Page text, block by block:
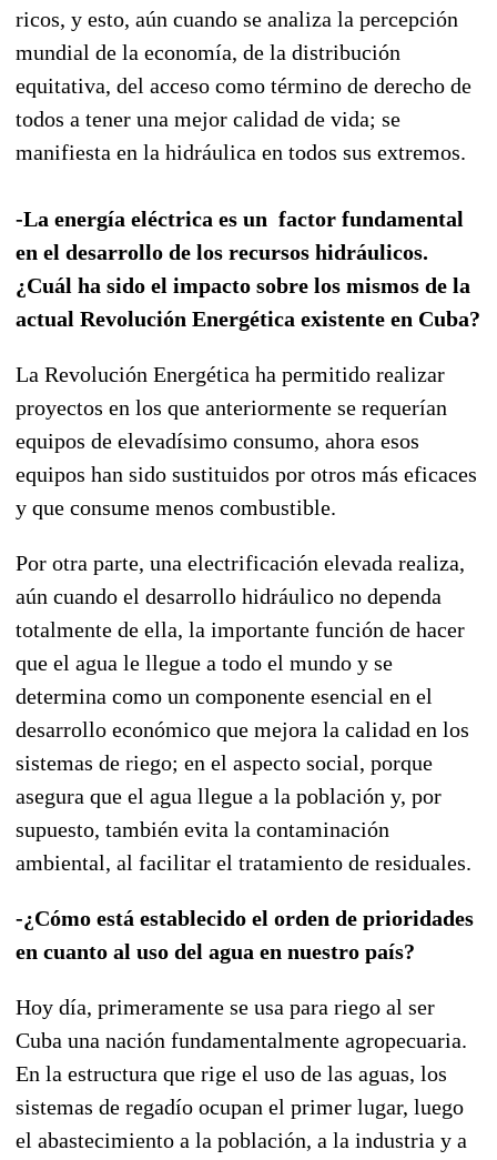
ricos, y esto, aún cuando se analiza la percepción
mundial de la economía, de la distribución
equitativa, del acceso como término de derecho de
todos a tener una mejor calidad de vida; se
manifiesta en la hidráulica en todos sus extremos.
-La energía eléctrica es un factor fundamental
en el desarrollo de los recursos hidráulicos.
¿Cuál ha sido el impacto sobre los mismos de la
actual Revolución Energética existente en Cuba?
La Revolución Energética ha permitido realizar
proyectos en los que anteriormente se requerían
equipos de elevadísimo consumo, ahora esos
equipos han sido sustituidos por otros más eficaces
y que consume menos combustible.
Por otra parte, una electrificación elevada realiza,
aún cuando el desarrollo hidráulico no dependa
totalmente de ella, la importante función de hacer
que el agua le llegue a todo el mundo y se
determina como un componente esencial en el
desarrollo económico que mejora la calidad en los
sistemas de riego; en el aspecto social, porque
asegura que el agua llegue a la población y, por
supuesto, también evita la contaminación
ambiental, al facilitar el tratamiento de residuales.
-¿Cómo está establecido el orden de prioridades
en cuanto al uso del agua en nuestro país?
Hoy día, primeramente se usa para riego al ser
Cuba una nación fundamentalmente agropecuaria.
En la estructura que rige el uso de las aguas, los
sistemas de regadío ocupan el primer lugar, luego
el abastecimiento a la población, a la industria y a